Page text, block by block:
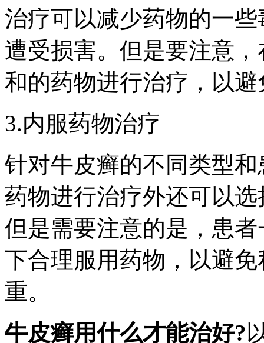
治疗可以减少药物的一
遭受损害。但是要注意
和的药物进行治疗，以
3.内服药物治疗
针对牛皮癣的不同类型
药物进行治疗外还可以
但是需要注意的是，患
下合理服用药物，以避
重。
牛皮癣用什么才能治好?